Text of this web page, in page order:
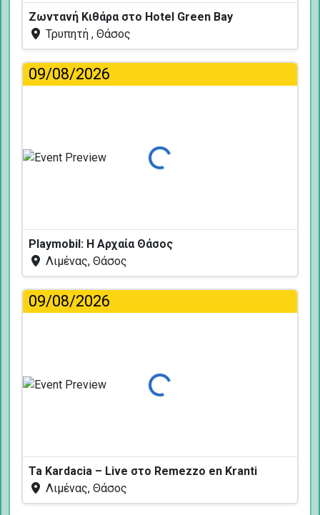
Ζωντανή Κιθάρα στο Hotel Green Bay
Τρυπητή , Θάσος
09/08/2026
Φόρτωση...
Playmobil: Η Αρχαία Θάσος
Λιμένας, Θάσος
09/08/2026
Φόρτωση...
Ta Kardacia – Live στο Remezzo en Kranti
Λιμένας, Θάσος